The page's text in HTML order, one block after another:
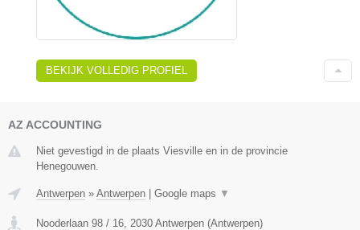
BEKIJK VOLLEDIG PROFIEL
AZ ACCOUNTING
Niet gevestigd in de plaats Viesville en in de provincie
Henegouwen.
Antwerpen » Antwerpen | Google maps ▼
Nooderlaan 98 / 16 2030 Antwerpen (Antwerpen)